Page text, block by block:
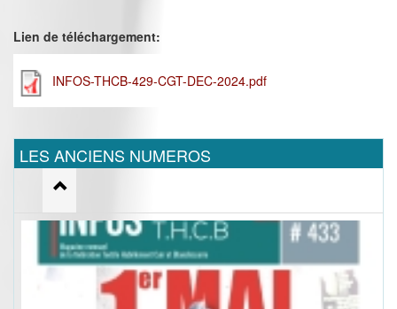
Lien de téléchargement:
INFOS-THCB-429-CGT-DEC-2024.pdf
LES ANCIENS NUMEROS